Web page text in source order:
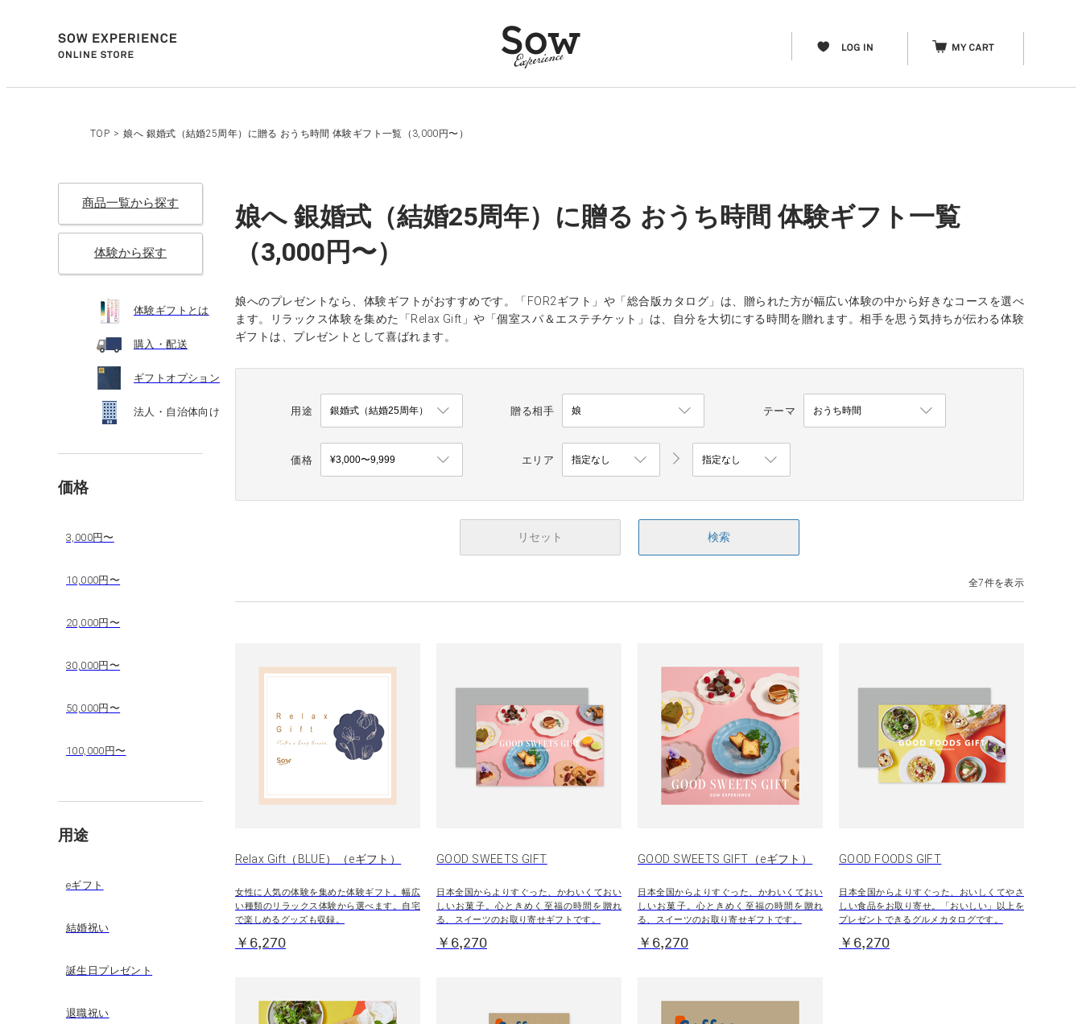
TOP > 娘へ 銀婚式（結婚25周年）に贈る おうち時間 体験ギフト一覧（3,000円〜）
商品一覧から探す
体験から探す
体験ギフトとは
購入・配送
ギフトオプション
法人・自治体向け
価格
3,000円〜
10,000円〜
20,000円〜
30,000円〜
50,000円〜
100,000円〜
用途
eギフト
結婚祝い
誕生日プレゼント
退職祝い
娘へ 銀婚式（結婚25周年）に贈る おうち時間 体験ギフト一覧
（3,000円〜）
娘へのプレゼントなら、体験ギフトがおすすめです。「FOR2ギフト」や「総合版カタログ」は、贈られた方が幅広い体験の中から好きなコースを選べ
ます。リラックス体験を集めた「Relax Gift」や「個室スパ＆エステチケット」は、自分を大切にする時間を贈れます。相手を思う気持ちが伝わる体験
ギフトは、プレゼントとして喜ばれます。
用途 贈る相手 テーマ
価格 エリア
リセット 検索
全7件を表示
Relax Gift（BLUE）（eギフト）
女性に人気の体験を集めた体験ギフト。幅広
い種類のリラックス体験から選べます。自宅
で楽しめるグッズも収録。
￥6,270
GOOD SWEETS GIFT
日本全国からよりすぐった、かわいくておい
しいお菓子。心ときめく至福の時間を贈れ
る、スイーツのお取り寄せギフトです。
￥6,270
GOOD SWEETS GIFT（eギフト）
日本全国からよりすぐった、かわいくておい
しいお菓子。心ときめく至福の時間を贈れ
る、スイーツのお取り寄せギフトです。
￥6,270
GOOD FOODS GIFT
日本全国からよりすぐった、おいしくてやさ
しい食品をお取り寄せ。「おいしい」以上を
プレゼントできるグルメカタログです。
￥6,270